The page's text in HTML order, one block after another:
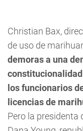
Christian Bax,
de uso de
demoras a una
los funcionarios
licencias de
Pero la presidenta